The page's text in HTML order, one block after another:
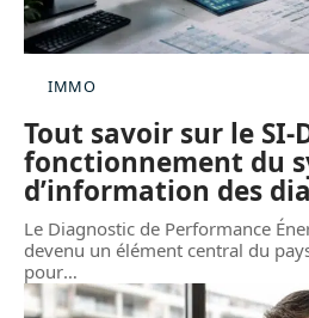
IMMO
Tout savoir sur le SI-
fonctionnement du
d’information des
Le Diagnostic de Performance
devenu un élément central du
pour…